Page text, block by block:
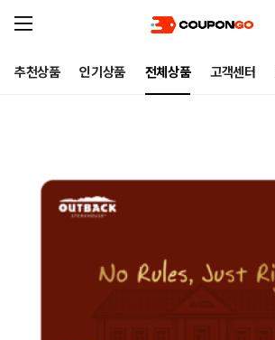
추천상품 인기상품 전체상품 고객센터